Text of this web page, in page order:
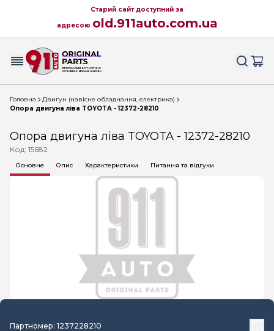
Старий сайт доступний за
адресою old.911auto.com.ua
Головна
Двигун (навісне обладнання, електрика)
Опора двигуна ліва TOYOTA - 12372-28210
Опора двигуна ліва TOYOTA - 12372-28210
Код: 15682
Основне Опис Характеристики Питання та відгуки
Партномер: 1237228210